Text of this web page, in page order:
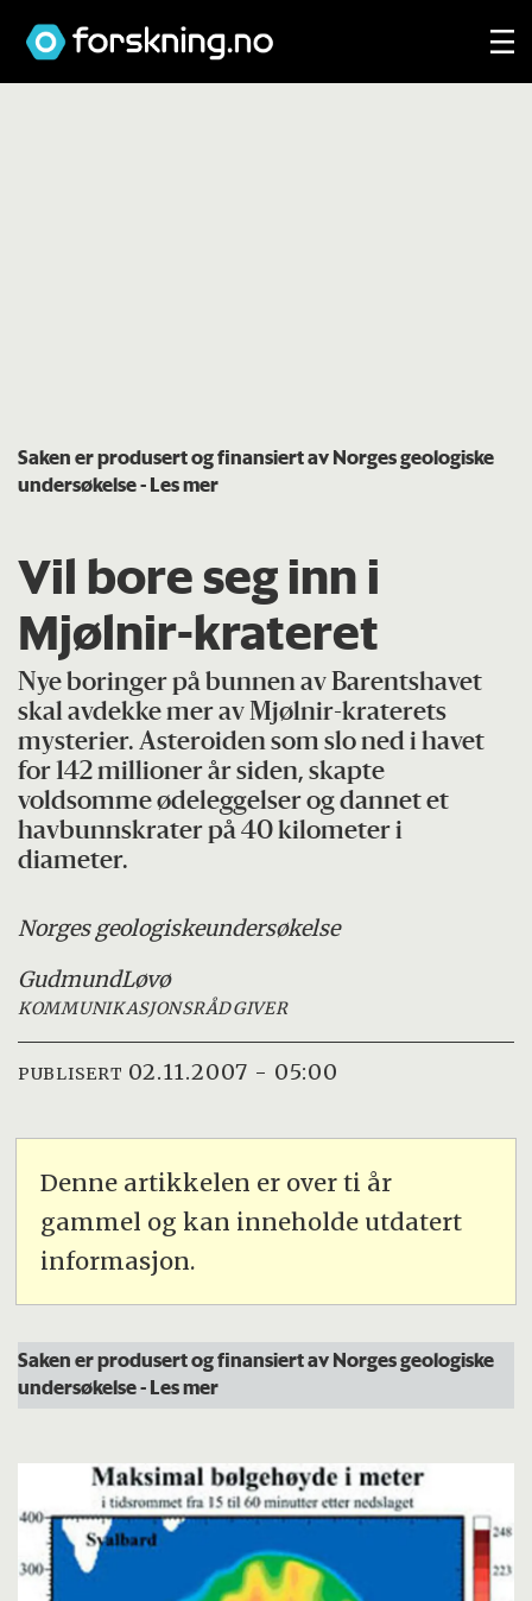
Saken er produsert og finansiert av Norges geologiske
undersøkelse- Les mer
Vil bore seg inn i
Mjølnir-krateret
Nye boringer på bunnen av Barentshavet
skal avdekke mer av Mjølnir-kraterets
mysterier. Asteroiden som slo ned i havet
for 142 millioner år siden, skapte
voldsomme ødeleggelser og dannet et
havbunnskrater på 40 kilometer i
diameter.
Norges geologiskeundersøkelse
GudmundLøvø
KOMMUNIKASJONSRÅDGIVER
PUBLISERT 02.11.2007 - 05:00
Denne artikkelen er over ti år
gammel og kan inneholde utdatert
informasjon.
Saken er produsert og finansiert av Norges geologiske
undersøkelse- Les mer